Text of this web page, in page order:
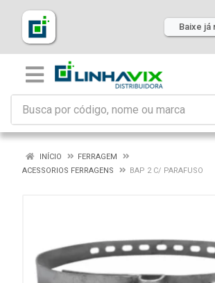
Baixe já
INÍCIO
FERRAGEM
ACESSORIOS FERRAGENS
BAP 2 C/ PARAFUSO